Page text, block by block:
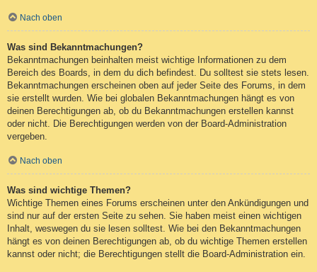
Nach oben
Was sind Bekanntmachungen?
Bekanntmachungen beinhalten meist wichtige Informationen zu dem
Bereich des Boards, in dem du dich befindest. Du solltest sie stets lesen.
Bekanntmachungen erscheinen oben auf jeder Seite des Forums, in dem
sie erstellt wurden. Wie bei globalen Bekanntmachungen hängt es von
deinen Berechtigungen ab, ob du Bekanntmachungen erstellen kannst
oder nicht. Die Berechtigungen werden von der Board-Administration
vergeben.
Nach oben
Was sind wichtige Themen?
Wichtige Themen eines Forums erscheinen unter den Ankündigungen und
sind nur auf der ersten Seite zu sehen. Sie haben meist einen wichtigen
Inhalt, weswegen du sie lesen solltest. Wie bei den Bekanntmachungen
hängt es von deinen Berechtigungen ab, ob du wichtige Themen erstellen
kannst oder nicht; die Berechtigungen stellt die Board-Administration ein.